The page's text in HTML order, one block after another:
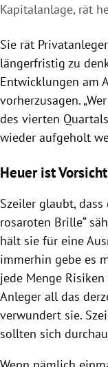
Kapitalanlage, rät
Sie rät
längerfristig zu
Entwicklungen am
vorherzusagen.
des vierten
wieder aufgeholt
Heuer ist
Szeiler glaubt, dass
rosaroten Brille“
hält sie für eine
immerhin gebe es
jede Menge
Anleger all das
verwundert sie.
sollten sich